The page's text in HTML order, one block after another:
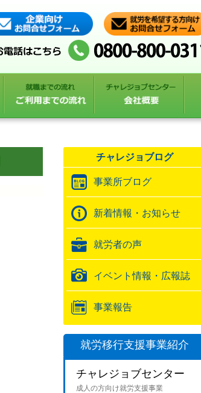
チャレジョブログ
事業所ブログ
新着情報・お知らせ
就労者の声
イベント情報・広報誌
事業報告
就労移行支援事業紹介
チャレジョブセンター
成人の方向け就労支援事業